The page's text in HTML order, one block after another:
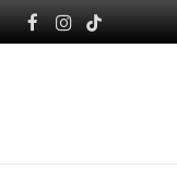
Facebook
Instagram
TikTok